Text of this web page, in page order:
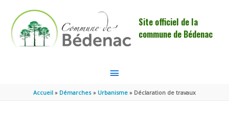
Site officiel de la
commune de Bédenac
MENU
PRINCIPAL
Accueil Démarches Urbanisme Déclaration de travaux